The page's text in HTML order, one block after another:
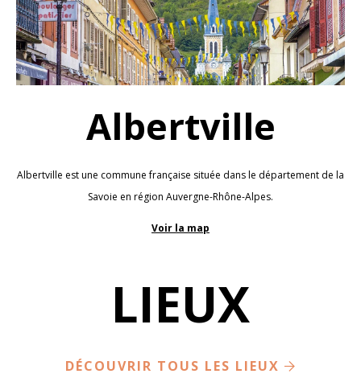
Albertville
Albertville est une commune française située dans le département de la
Savoie en région Auvergne-Rhône-Alpes.
Voir la map
LIEUX
DÉCOUVRIR TOUS LES LIEUX